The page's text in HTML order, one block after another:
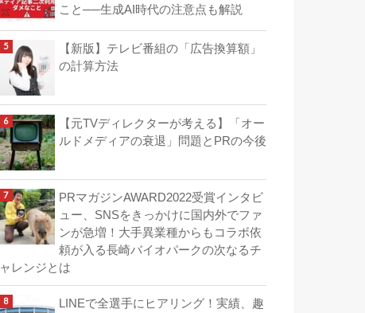
こと──生成AI時代の注意点も解説
【新版】テレビ番組の「広告換算額」
の計算方法
【元TVディレクターが考える】「オー
ルドメディアの衰退」問題とPRの今後
PRマガジンAWARD2022受賞インタビ
ュー、SNSをきっかけに国内外でファ
ンが急増！大手異業種からもコラボ依
頼が入る長崎バイオパークの次なるチ
ャレンジとは
LINEで全選手にヒアリング！実績、趣